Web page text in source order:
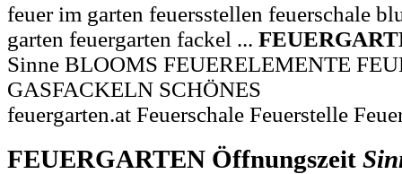
feuer im garten feuersstellen feuerschale
garten feuergarten fackel ...
Sinne BLOOMS FEUERELEMENTE
GASFACKELN SCHÖNES
feuergarten.at Feuerschale Feuerstelle
FEUERGARTEN Öffnungszeit